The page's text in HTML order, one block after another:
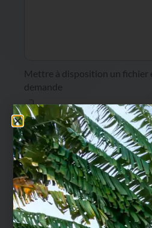
Mettre à disposition un fichier
demande
J'accèpte que mes données
Margelle Céramique afin de
accord avecnotre politique de